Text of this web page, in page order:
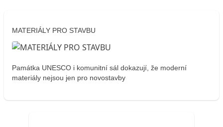
MATERIÁLY PRO STAVBU
Památka UNESCO i komunitní sál dokazují, že moderní
materiály nejsou jen pro novostavby